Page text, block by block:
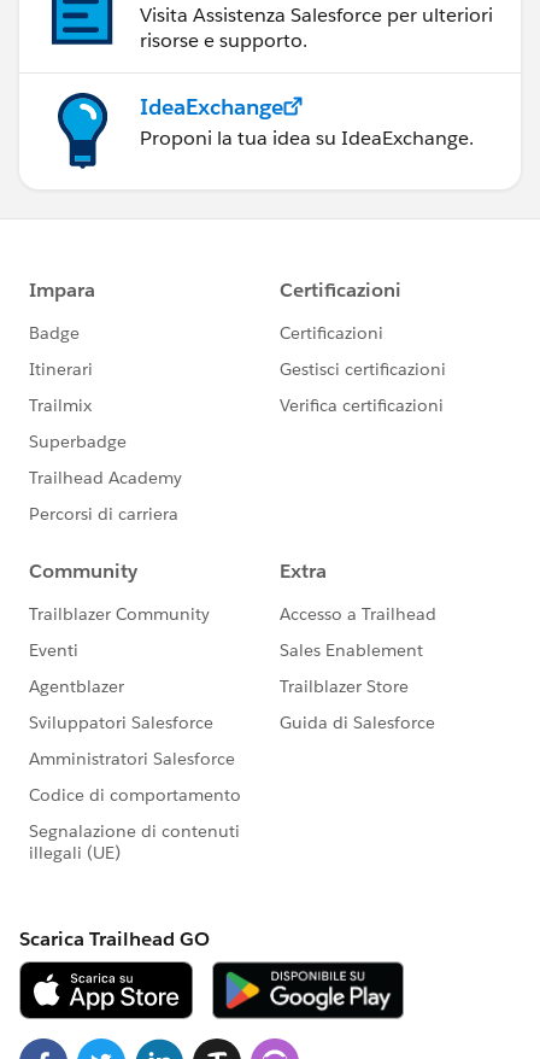
Visita Assistenza Salesforce per ulteriori
risorse e supporto.
IdeaExchange
Proponi la tua idea su IdeaExchange.